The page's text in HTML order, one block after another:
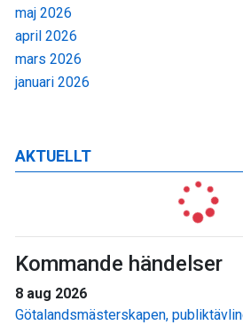
maj 2026
april 2026
mars 2026
januari 2026
AKTUELLT
Kommande händelser
8 aug 2026
Götalandsmästerskapen,